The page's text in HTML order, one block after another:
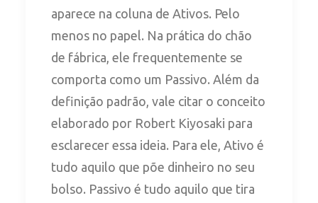
aparece na coluna de Ativos. Pelo
menos no papel. Na prática do chão
de fábrica, ele frequentemente se
comporta como um Passivo. Além da
definição padrão, vale citar o conceito
elaborado por Robert Kiyosaki para
esclarecer essa ideia. Para ele, Ativo é
tudo aquilo que põe dinheiro no seu
bolso. Passivo é tudo aquilo que tira